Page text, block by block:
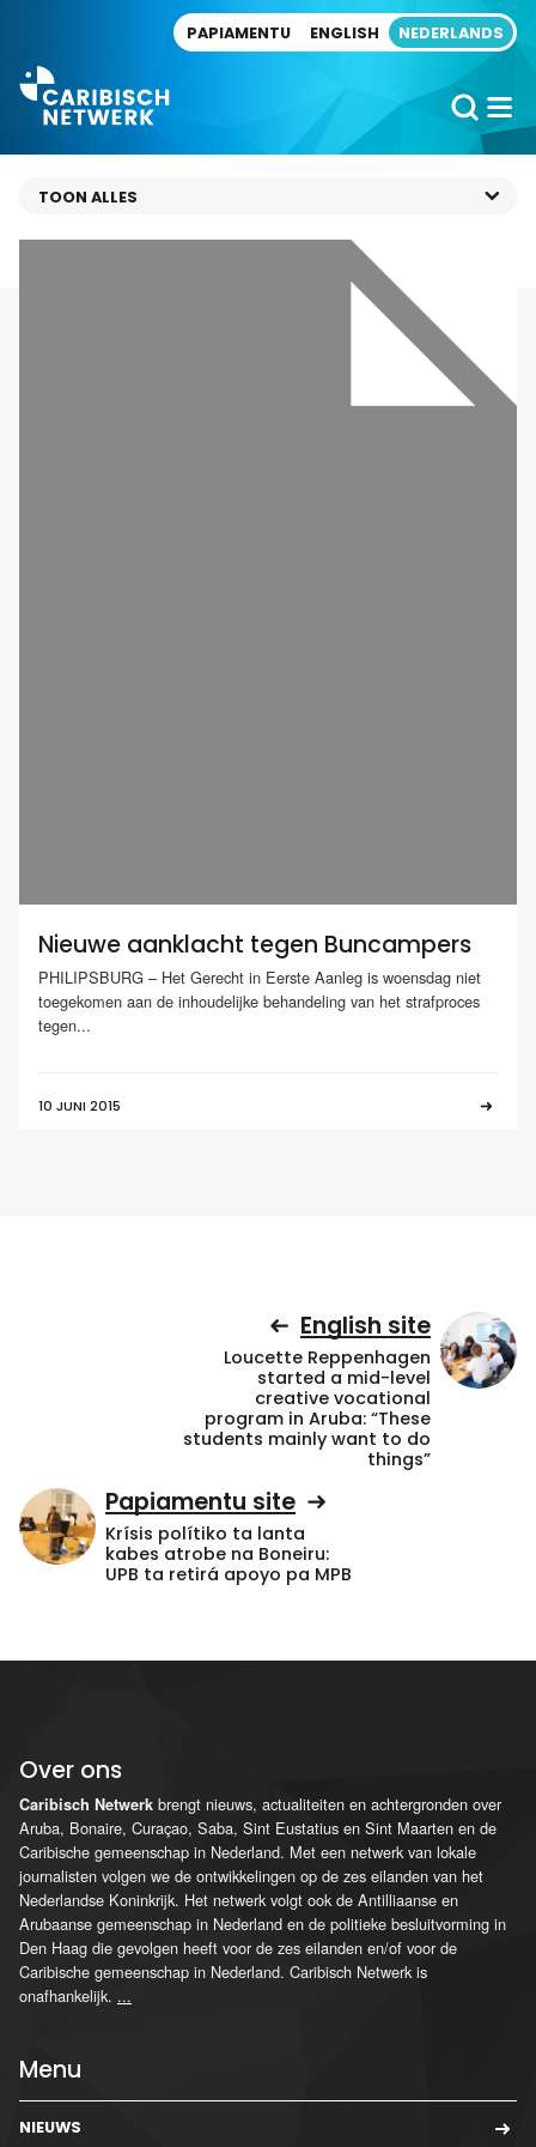
PAPIAMENTU ENGLISH NEDERLANDS
Nieuwe aanklacht tegen Buncampers
PHILIPSBURG – Het Gerecht in Eerste Aanleg is woensdag niet
toegekomen aan de inhoudelijke behandeling van het strafproces
tegen...
10 JUNI 2015
English site
Loucette Reppenhagen
started a mid-level
creative vocational
program in Aruba: “These
students mainly want to do
things”
Papiamentu site
Krísis polítiko ta lanta
kabes atrobe na Boneiru:
UPB ta retirá apoyo pa MPB
Over ons
Caribisch Netwerk brengt nieuws, actualiteiten en achtergronden over
Aruba, Bonaire, Curaçao, Saba, Sint Eustatius en Sint Maarten en de
Caribische gemeenschap in Nederland. Met een netwerk van lokale
journalisten volgen we de ontwikkelingen op de zes eilanden van het
Nederlandse Koninkrijk. Het netwerk volgt ook de Antilliaanse en
Arubaanse gemeenschap in Nederland en de politieke besluitvorming in
Den Haag die gevolgen heeft voor de zes eilanden en/of voor de
Caribische gemeenschap in Nederland. Caribisch Netwerk is
onafhankelijk. ...
Menu
NIEUWS